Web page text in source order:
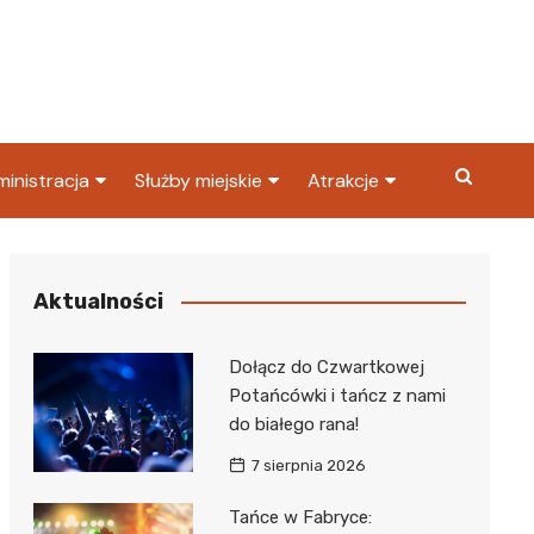
Skarbowy
Służby miejskie
Policja
Atrakcje
Aktualności
Dołącz do Czwartkowej
Potańcówki i tańcz z nami
do białego rana!
7 sierpnia 2026
Tańce w Fabryce: